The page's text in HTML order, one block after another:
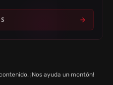
¡Nos ayuda un montón!